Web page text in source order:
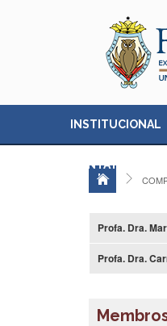
INSTITUCIONAL
CONTATO
Profa. Dra.
Profa. Dra.